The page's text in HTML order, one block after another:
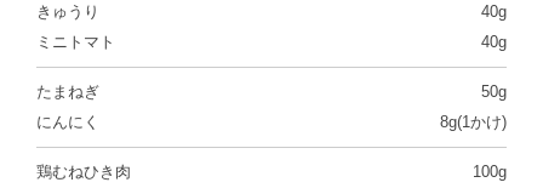
きゅうり
40g
ミニトマト
40g
たまねぎ
50g
にんにく
8g(1かけ)
鶏むねひき肉 100g